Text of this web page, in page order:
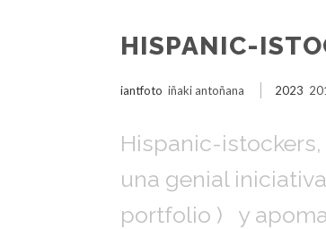
HISPANIC-
iantfoto iñaki antoñana 2023
Hispanic-
una genial
portfolio ) y